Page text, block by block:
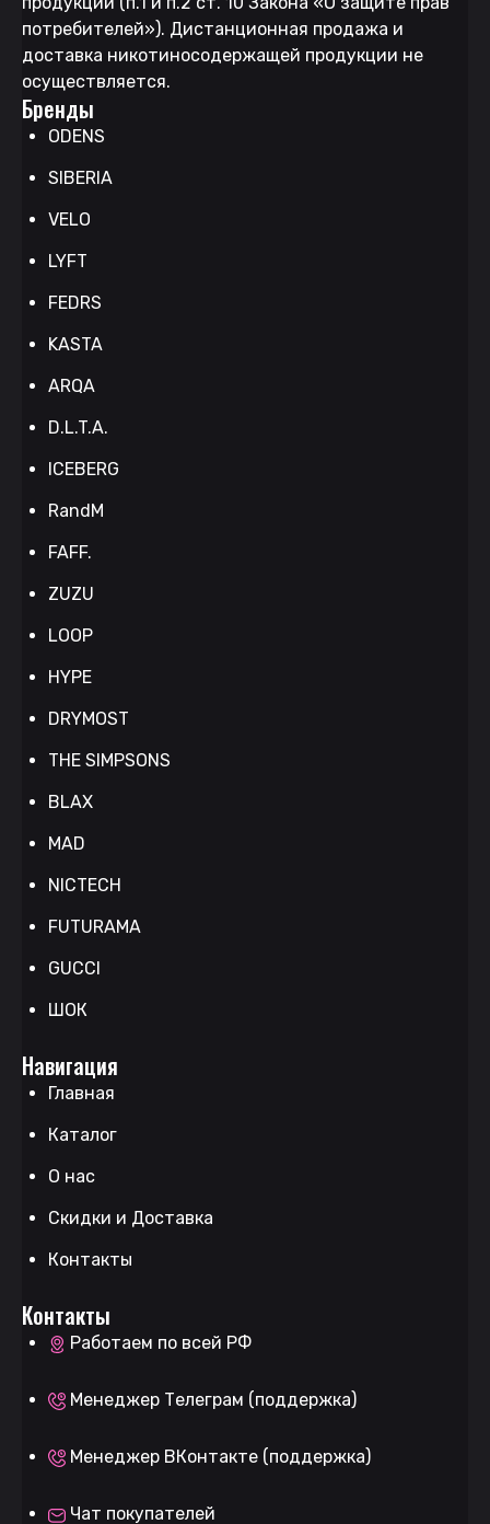
потребителей»). Дистанционная продажа и
доставка никотиносодержащей продукции не
осуществляется.
Бренды
ODENS
SIBERIA
VELO
LYFT
FEDRS
KASTA
ARQA
D.L.T.A.
ICEBERG
RandM
FAFF.
ZUZU
LOOP
HYPE
DRYMOST
THE SIMPSONS
BLAX
MAD
NICTECH
FUTURAMA
GUCCI
ШОК
Навигация
Главная
Каталог
О нас
Скидки и Доставка
Контакты
Контакты
Работаем по всей РФ
Менеджер Телеграм (поддержка)
Менеджер ВКонтакте (поддержка)
Чат покупателей